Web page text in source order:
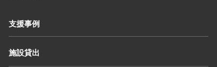
支援事例
施設貸出